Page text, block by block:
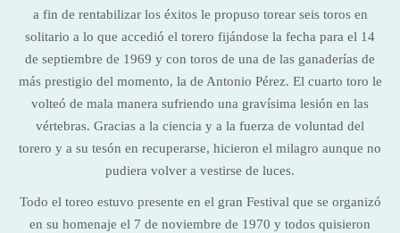
a fin de rentabilizar los éxitos le propuso torear seis toros en
solitario a lo que accedió el torero fijándose la fecha para el 14
de septiembre de 1969 y con toros de una de las ganaderías de
más prestigio del momento, la de Antonio Pérez. El cuarto toro le
volteó de mala manera sufriendo una gravísima lesión en las
vértebras. Gracias a la ciencia y a la fuerza de voluntad del
torero y a su tesón en recuperarse, hicieron el milagro aunque no
pudiera volver a vestirse de luces.
Todo el toreo estuvo presente en el gran Festival que se organizó
en su homenaje el 7 de noviembre de 1970 y todos quisieron